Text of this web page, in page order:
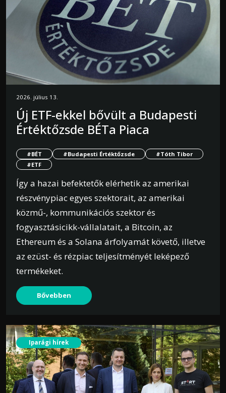
2026. július 13.
Új ETF-ekkel bővült a Budapesti
Értéktőzsde BÉTa Piaca
#BÉT #Budapesti Értéktőzsde
#Tóth Tibor
#ETF
Így a hazai befektetők elérhetik az amerikai
részvénypiac egyes szektorait, az amerikai
közmű-, kommunikációs szektor és
fogyasztásicikk-vállalatait, a Bitcoin, az
Ethereum és a Solana árfolyamát követő, illetve
az ezüst- és rézpiac teljesítményét leképező
termékeket.
Bővebben
Iparági hírek